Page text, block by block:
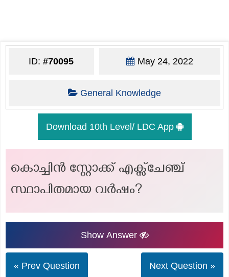
ID:#70095 May 24, 2022
General Knowledge
Download 10th Level/ LDC App
കൊച്ചിൻ സ്റ്റോക്ക് എക്സ്ചേഞ്ച്
സ്ഥാപിതമായ വർഷം?
Show Answer
« Prev Question Next Question »